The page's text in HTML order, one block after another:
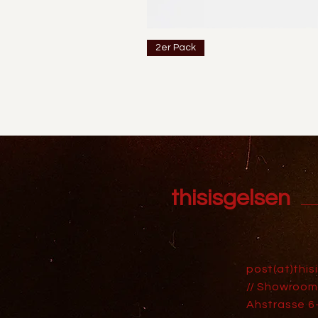
2er Pack
thisisgelsen
// Showroom
Ahstrasse